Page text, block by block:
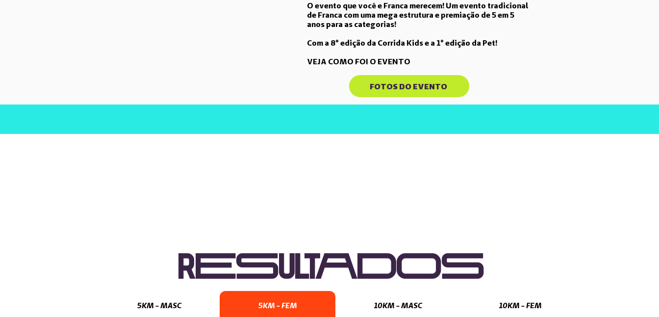
O evento que você e Franca merecem! Um evento tradicional
de Franca com uma mega estrutura e premiação de 5 em 5
anos para as categorias!
Com a 8º edição da Corrida Kids e a 1º edição da Pet!
VEJA COMO FOI O EVENTO
FOTOS DO EVENTO
RESULTADOS
5KM - MASC 5KM - FEM 10KM - MASC 10KM - FEM